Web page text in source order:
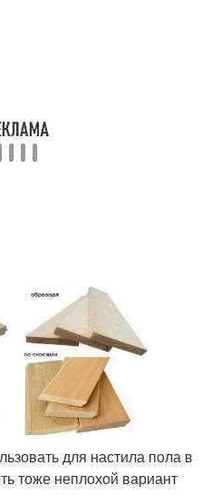
для настила пола в
тоже неплохой вариант